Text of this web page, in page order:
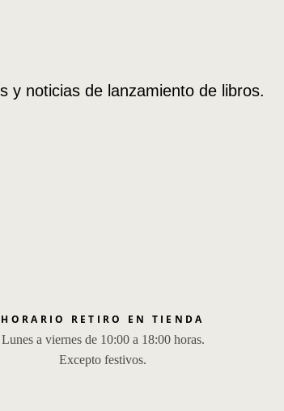
y noticias de lanzamiento de libros.
HORARIO RETIRO EN TIENDA
Lunes a viernes de 10:00 a 18:00 horas.
Excepto festivos.